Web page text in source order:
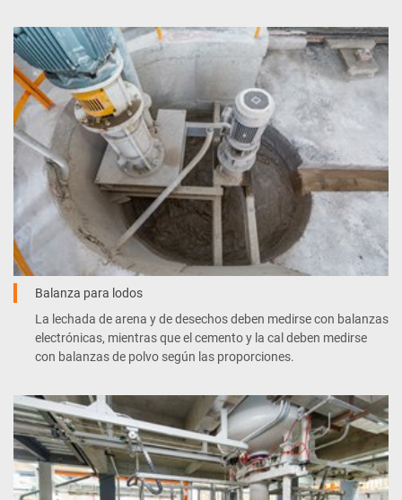
Balanza para lodos
La lechada de arena y de desechos deben medirse con balanzas
electrónicas, mientras que el cemento y la cal deben medirse
con balanzas de polvo según las proporciones.